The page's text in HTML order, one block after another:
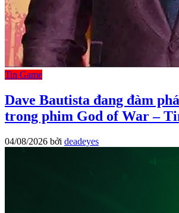
Tin Game
Dave Bautista đang đàm
trong phim God of War –
04/08/2026 bởi deadeyes